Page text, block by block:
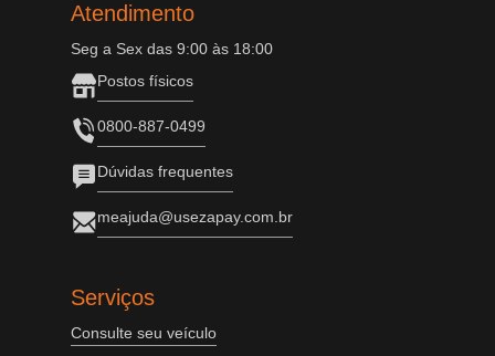
Atendimento
Seg a Sex das 9:00 às 18:00
Postos físicos
0800-887-0499
Dúvidas frequentes
meajuda@usezapay.com.br
Serviços
Consulte seu veículo